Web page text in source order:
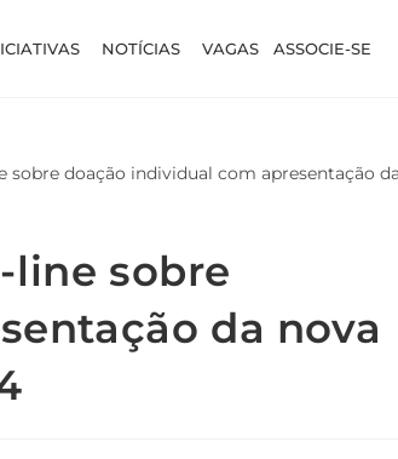
NOTÍCIAS VAGAS ASSOCIE-SE
line sobre
da nova